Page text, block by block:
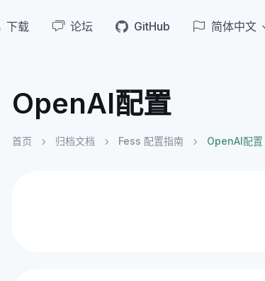
下载 论坛 GitHub 简体中文
OpenAI配置
首页 归档文档 Fess 配置指南 OpenAI配置